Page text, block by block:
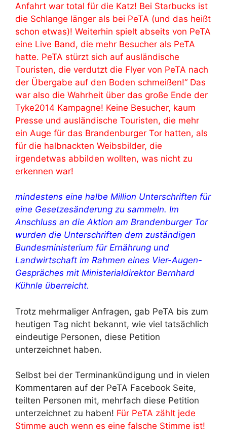
Anfahrt war total für die Katz! Bei Starbucks ist
die Schlange länger als bei PeTA (und das heißt
schon etwas)! Weiterhin spielt abseits von PeTA
eine Live Band, die mehr Besucher als PeTA
hatte. PeTA stürzt sich auf ausländische
Touristen, die verdutzt die Flyer von PeTA nach
der Übergabe auf den Boden schmeißen!“ Das
war also die Wahrheit über das große Ende der
Tyke2014 Kampagne! Keine Besucher, kaum
Presse und ausländische Touristen, die mehr
ein Auge für das Brandenburger Tor hatten, als
für die halbnackten Weibsbilder, die
irgendetwas abbilden wollten, was nicht zu
erkennen war!
mindestens eine halbe Million Unterschriften für
eine Gesetzesänderung zu sammeln. Im
Anschluss an die Aktion am Brandenburger Tor
wurden die Unterschriften dem zuständigen
Bundesministerium für Ernährung und
Landwirtschaft im Rahmen eines Vier-Augen-
Gespräches mit Ministerialdirektor Bernhard
Kühnle überreicht.
Trotz mehrmaliger Anfragen, gab PeTA bis zum
heutigen Tag nicht bekannt, wie viel tatsächlich
eindeutige Personen, diese Petition
unterzeichnet haben.
Selbst bei der Terminankündigung und in vielen
Kommentaren auf der PeTA Facebook Seite,
teilten Personen mit, mehrfach diese Petition
unterzeichnet zu haben! Für PeTA zählt jede
Stimme auch wenn es eine falsche Stimme ist!